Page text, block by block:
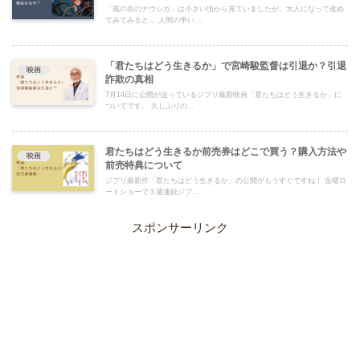
「風の谷のナウシカ」は小さい頃から見ていましたが、大人になって改め
てみてみると… 人間の争い...
映画
「君たちはどう生きるか」で宮崎駿監督は引退か？引退
詐欺の真相
7月14日に公開が迫っているジブリ最新映画「君たちはどう生きるか」に
ついてです。 久しぶりの...
映画
君たちはどう生きるか前売券はどこで買う？購入方法や
前売特典について
ジブリ最新作「君たちはどう生きるか」の公開がもうすぐですね！ 金曜ロ
ードショーで３週連続ジブ...
スポンサーリンク